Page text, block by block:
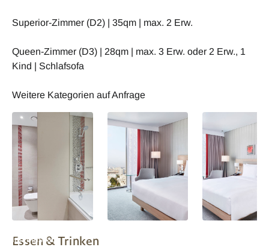
Superior-Zimmer (D2) | 35qm | max. 2 Erw.
Queen-Zimmer (D3) | 28qm | max. 3 Erw. oder 2 Erw., 1
Kind | Schlafsofa
Weitere Kategorien auf Anfrage
Inn Muscat
Essen & Trinken